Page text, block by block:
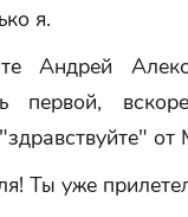
я.
Андрей
первой,
Ты уже